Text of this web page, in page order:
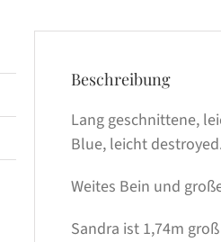
process
Menge
Beschreibung
Lang geschnittene,
Blue, leicht
Weites Bein und
Sandra ist 1,74m